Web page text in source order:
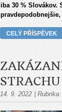
iba 30 % Slovákov.
CELÝ PŘÍSPĚVEK
STRACHU
14. 9. 2022 | Rubrika: